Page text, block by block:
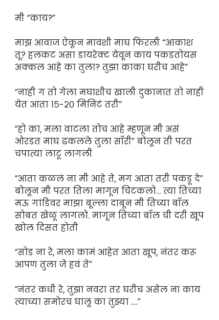
मी “काय?”
माझ आवाज ऐकून मावशी माघ फिरली “आकाश
तू? हलकट असा डायरेक्ट येवून काय पकडतोयस
अक्कल आहे का तुला? तुझा काका घरीच आहे”
“नाही ग तो गेला मघाशीच खाली दुकानात तो नाही
येत आता १५-२० मिनिटं तरी”
“हो का, मला वाटला तोच आहे म्हणून मी असं
ओरडत माघ ढकलले तुला सॉरी” बोलून ती परत
चपात्या लाटू लागली
“आता कळलं ना मी आहे ते, मग आता तरी पकडू दे”
बोलून मी परत तिला मागून चिटकलो… त्या तिच्या
मऊ गांडिवर माझा बूल्ला दाबून मी तिच्या बॉल
सोबत खेळू लागलो. मागून तिच्या बॉल ची दरी खूप
खोल दिसत होती
“सोड ना रे, मला कामं आहेत आता खूप, नंतर करू
आपण तुला जे हवं ते”
“नंतर कधी रे, तुझा नवरा तर घरीच असेल ना काय
त्याच्या समोरच घालू का तुझ्या ….”